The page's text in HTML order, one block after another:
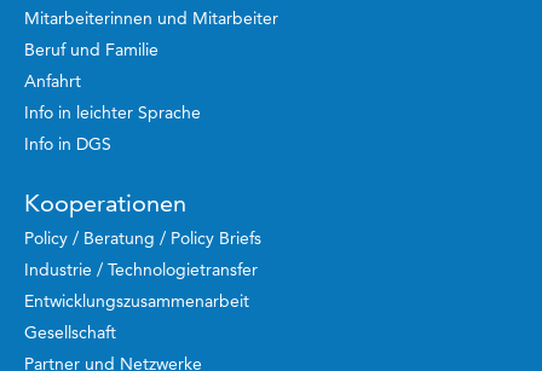
Mitarbeiterinnen und Mitarbeiter
Beruf und Familie
Anfahrt
Info in leichter Sprache
Info in DGS
Kooperationen
Policy / Beratung / Policy Briefs
Industrie / Technologietransfer
Entwicklungszusammenarbeit
Gesellschaft
Partner und Netzwerke